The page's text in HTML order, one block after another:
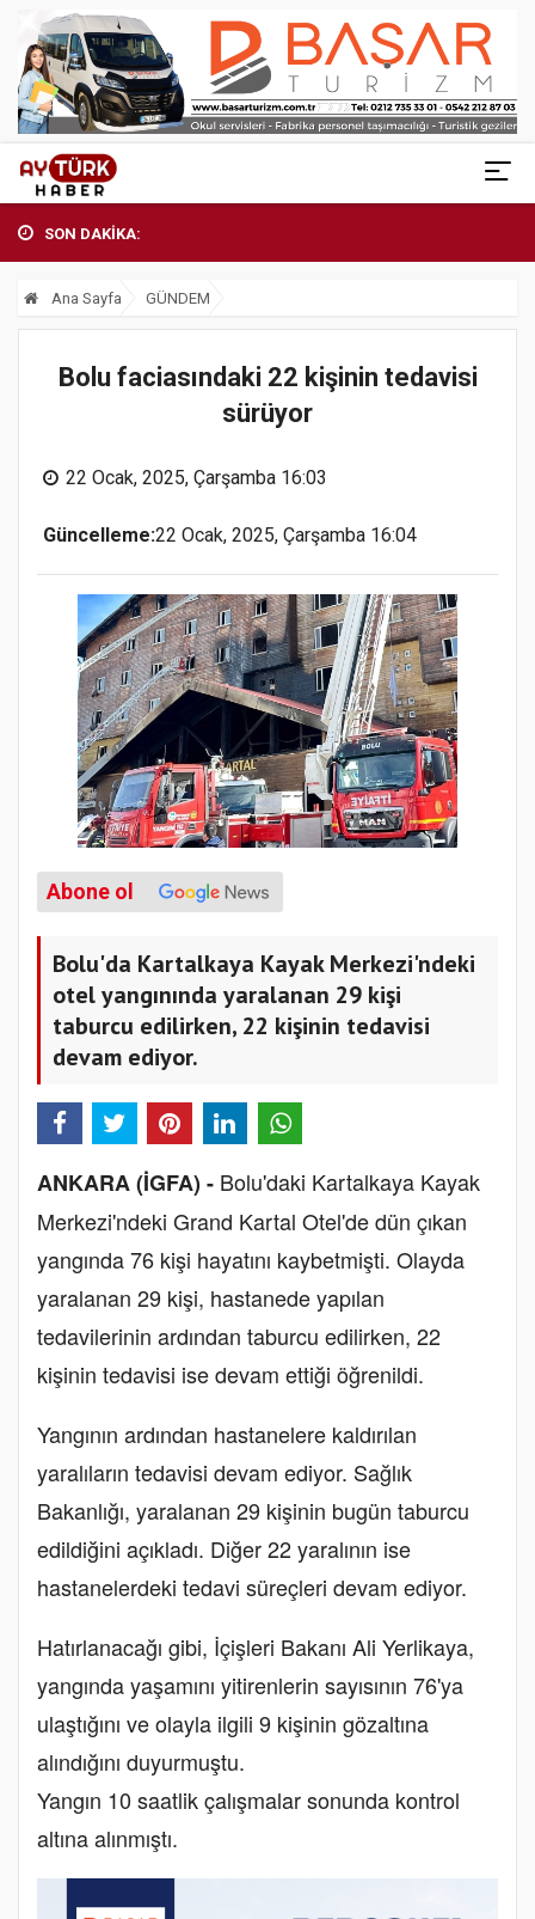
SON DAKİKA:
Ana Sayfa GÜNDEM
Bolu faciasındaki 22 kişinin tedavisi
sürüyor
22 Ocak, 2025, Çarşamba 16:03
Güncelleme:22 Ocak, 2025, Çarşamba 16:04
Abone ol
Bolu'da Kartalkaya Kayak Merkezi'ndeki
otel yangınında yaralanan 29 kişi
taburcu edilirken, 22 kişinin tedavisi
devam ediyor.
ANKARA (İGFA) - Bolu'daki Kartalkaya Kayak
Merkezi'ndeki Grand Kartal Otel'de dün çıkan
yangında 76 kişi hayatını kaybetmişti. Olayda
yaralanan 29 kişi, hastanede yapılan
tedavilerinin ardından taburcu edilirken, 22
kişinin tedavisi ise devam ettiği öğrenildi.
Yangının ardından hastanelere kaldırılan
yaralıların tedavisi devam ediyor. Sağlık
Bakanlığı, yaralanan 29 kişinin bugün taburcu
edildiğini açıkladı. Diğer 22 yaralının ise
hastanelerdeki tedavi süreçleri devam ediyor.
Hatırlanacağı gibi, İçişleri Bakanı Ali Yerlikaya,
yangında yaşamını yitirenlerin sayısının 76'ya
ulaştığını ve olayla ilgili 9 kişinin gözaltına
alındığını duyurmuştu.
Yangın 10 saatlik çalışmalar sonunda kontrol
altına alınmıştı.